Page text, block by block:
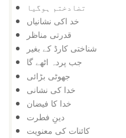
تضادختم ہوگیا
خد اکی نشانیاں
قدرتی مناظر
شناختی کارڈ کے بغیر
جب پردہ اٹھے گا
جھوٹی بڑائی
خدا کی نشانی
خدا کا فیضان
دینِ فطرت
کائنات کی معنویت